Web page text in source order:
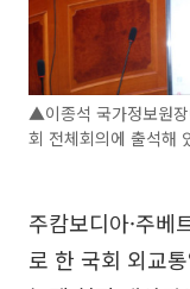
▲이종석 국가정보원
회 전체회의에 출석해
주캄보디아·주베
로 한 국회 외교